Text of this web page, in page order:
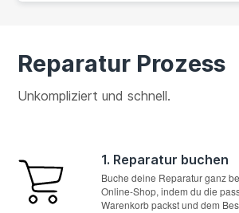
Reparatur Prozess
Unkompliziert und schnell.
1. Reparatur buchen
Buche deine Reparatur ganz
Online-Shop, indem du die
Warenkorb packst und dem